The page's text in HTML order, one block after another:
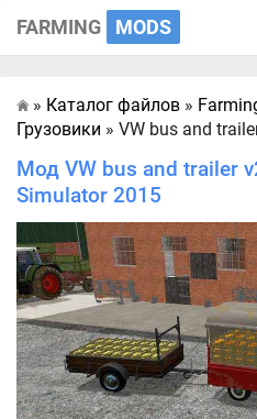
FARMING MODS
Главная
» Каталог файлов »
Грузовики » VW bus and
Мод VW bus and trailer
Simulator 2015